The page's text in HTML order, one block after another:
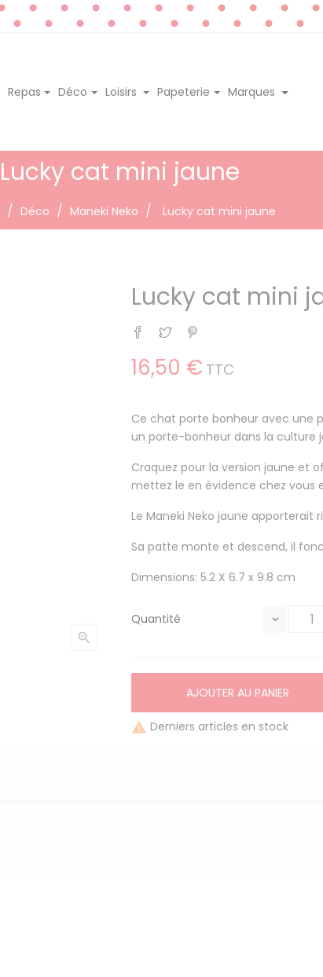
Repas Déco Loisirs Papeterie Marques
Lucky cat mini jaune
Déco Maneki Neko Lucky cat mini jaune

Lucky cat mini
Partager
Tweet
16,50 € TTC
Ce chat porte bonheur avec une
un porte-bonheur dans la culture
Craquez pour la version jaune et
mettez le en évidence chez vous
Le Maneki Neko jaune apporterait
Sa patte monte et descend, il
Dimensions: 5.2 X 6.7 x 9.8 cm
Quantité
AJOUTER AU PANIER
 Derniers articles en stock